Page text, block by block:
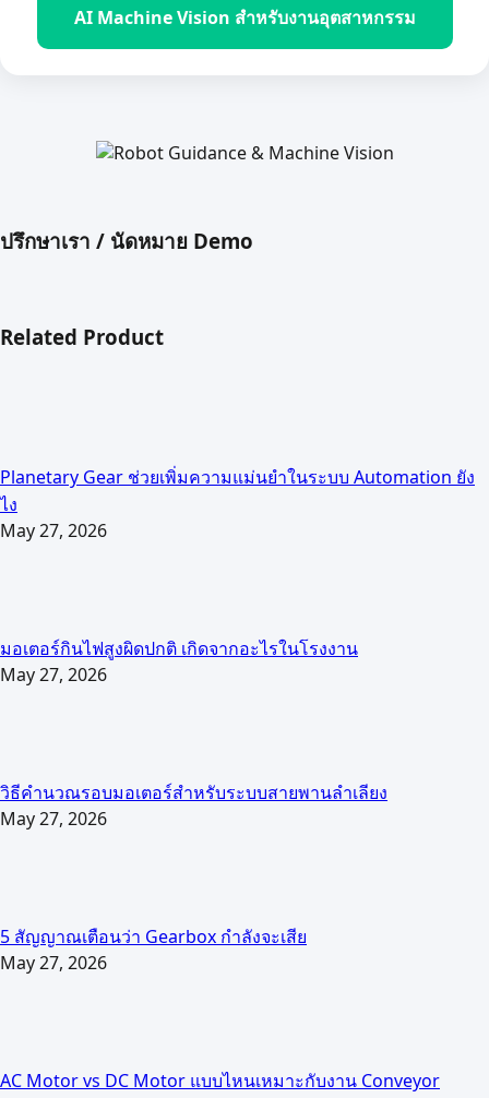
AI Machine Vision สำหรับงานอุตสาหกรรม
ปรึกษาเรา / นัดหมาย Demo
Related Product
Planetary Gear ช่วยเพิ่มความแม่นยำในระบบ Automation ยัง
ไง
May 27, 2026
มอเตอร์กินไฟสูงผิดปกติ เกิดจากอะไรในโรงงาน
May 27, 2026
วิธีคำนวณรอบมอเตอร์สำหรับระบบสายพานลำเลียง
May 27, 2026
5 สัญญาณเตือนว่า Gearbox กำลังจะเสีย
May 27, 2026
AC Motor vs DC Motor แบบไหนเหมาะกับงาน Conveyor